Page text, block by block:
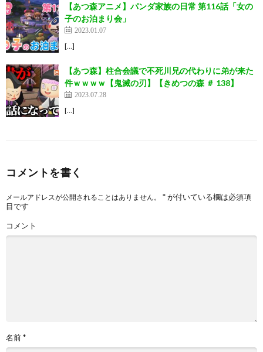
【あつ森アニメ】パンダ家族の日常 第116話「女の
子のお泊まり会」
2023.01.07
[…]
【あつ森】柱合会議で不死川兄の代わりに弟が来た
件ｗｗｗｗ【鬼滅の刃】【きめつの森 ＃ 138】
2023.07.28
[…]
コメントを書く
メールアドレスが公開されることはありません。 *が付いている欄は必須項
目です
コメント
名前*